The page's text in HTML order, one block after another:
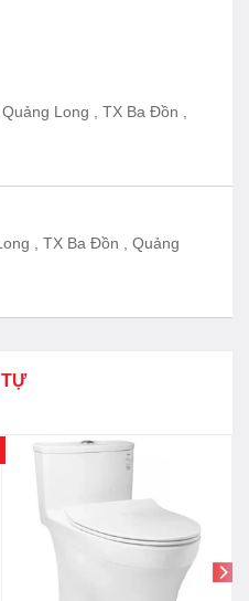
Long , TX Ba Đồn ,
, TX Ba Đồn , Quảng